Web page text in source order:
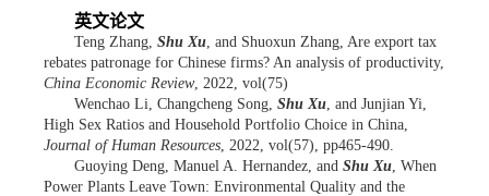
英文论文
Teng Zhang, Shu Xu , and Shuoxun Zhang, Are export tax
rebates patronage for Chinese firms? An analysis of productivity,
China Economic Review, 2022, vol(75)
Wenchao Li, Changcheng Song, Shu Xu , and Junjian Yi,
High Sex Ratios and Household Portfolio Choice in China,
Journal of Human Resources , 2022, vol(57), pp465-490.
Guoying Deng, Manuel A. Hernandez, and Shu Xu , When
Power Plants Leave Town: Environmental Quality and the